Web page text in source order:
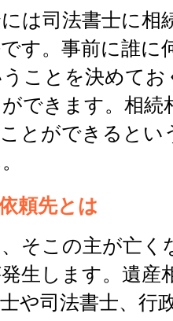
は司法書士に相
す。事前に誰に
ことを決めて
できます。相続
とができると
頼先とは
そこの主が亡く
生します。遺産
や司法書士、行